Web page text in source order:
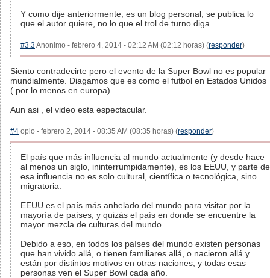
Y como dije anteriormente, es un blog personal, se publica lo
que el autor quiere, no lo que el trol de turno diga.
#3.3Anonimo - febrero 4, 2014 - 02:12 AM (02:12 horas) (responder)
Siento contradecirte pero el evento de la Super Bowl no es popular
mundialmente. Diagamos que es como el futbol en Estados Unidos
( por lo menos en europa).
Aun asi , el video esta espectacular.
#4 opio - febrero 2, 2014 - 08:35 AM (08:35 horas) (responder)
El país que más influencia al mundo actualmente (y desde hace
al menos un siglo, ininterrumpidamente), es los EEUU, y parte de
esa influencia no es solo cultural, científica o tecnológica, sino
migratoria.
EEUU es el país más anhelado del mundo para visitar por la
mayoría de países, y quizás el país en donde se encuentre la
mayor mezcla de culturas del mundo.
Debido a eso, en todos los países del mundo existen personas
que han vivido allá, o tienen familiares allá, o nacieron allá y
están por distintos motivos en otras naciones, y todas esas
personas ven el Super Bowl cada año.